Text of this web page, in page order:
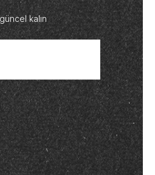
kalın